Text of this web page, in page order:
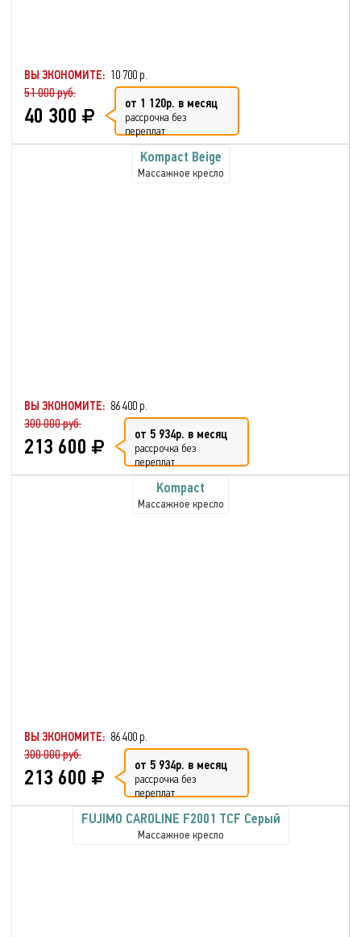
ВЫ ЭКОНОМИТЕ: 10 700 р.
51 000 руб.
40 300 от 1 120р. в месяц
рассрочка без
переплат
Kompact Beige
Массажное кресло
ВЫ ЭКОНОМИТЕ: 86 400 р.
300 000 руб.
213 600 от 5 934р. в месяц
рассрочка без
переплат
Kompact
Массажное кресло
ВЫ ЭКОНОМИТЕ: 86 400 р.
300 000 руб.
213 600 от 5 934р. в месяц
рассрочка без
переплат
FUJIMO CAROLINE F2001 TCF Серый
Массажное кресло